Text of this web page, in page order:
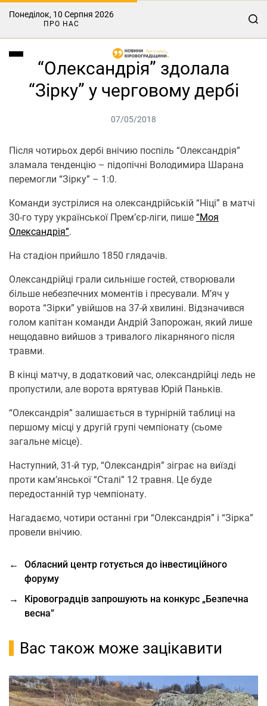
Понеділок, 10 Серпня 2026
ПРО НАС
“Олександрія” здолала
“Зірку” у черговому дербі
07/05/2018
Після чотирьох дербі внічию поспіль “Олександрія”
зламала тенденцію – підопічні Володимира Шарана
перемогли “Зірку” – 1:0.
Команди зустрілися на олександрійській “Ніці” в матчі
30-го туру української Прем’єр-ліги, пише “Моя
Олександрія”.
На стадіон прийшло 1850 глядачів.
Олександрійці грали сильніше гостей, створювали
більше небезпечних моментів і пресували. М’яч у
ворота “Зірки” увійшов на 37-й хвилині. Відзначився
голом капітан команди Андрій Запорожан, який лише
нещодавно вийшов з тривалого лікарняного після
травми.
В кінці матчу, в додатковий час, олександрійці ледь не
пропустили, але ворота врятував Юрій Паньків.
“Олександрія” залишається в турнірній таблиці на
першому місці у другій групі чемпіонату (сьоме
загальне місце).
Наступний, 31-й тур, “Олександрія” зіграє на виїзді
проти кам’янської “Сталі” 12 травня. Це буде
передостанній тур чемпіонату.
Нагадаємо, чотири останні гри “Олександрія” і “Зірка”
провели внічию.
←
Обласний центр готується до інвестиційного
форуму
→
Кіровоградців запрошують на конкурс „Безпечна
весна”
Вас також може зацікавити